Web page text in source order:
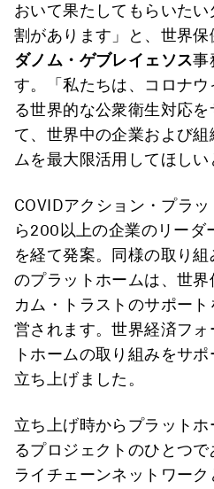
おいて果たしてもらいた
割があります」と、世界保
ダノム・ゲブレイェソス事
す。「私たちは、コロナ
る世界的な公衆衛生対応
て、世界中の企業および
ムを最大限活用してほしい
COVIDアクション・プラ
ら200以上の企業のリーダ
を経て発案。同様の取り
のプラットホームは、世
カム・トラストのサポー
営されます。世界経済フ
トホームの取り組みをサ
立ち上げました。
立ち上げ時からプラット
るプロジェクトのひとつ
ライチェーンネットワー